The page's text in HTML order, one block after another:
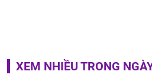
XEM NHIỀU TRONG NGÀY